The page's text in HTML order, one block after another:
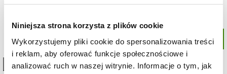
Niniejsza strona korzysta z plików cookie
Wykorzystujemy pliki cookie do spersonalizowania treści
i reklam, aby oferować funkcje społecznościowe i
analizować ruch w naszej witrynie. Informacje o tym, jak
High-contrast mode